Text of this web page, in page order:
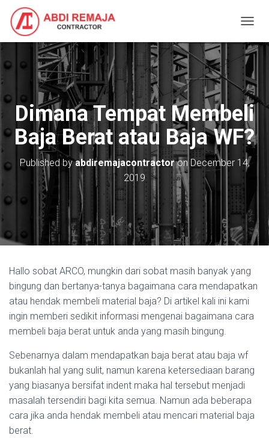
O
G
G
L
E
N
A
V
I
G
A
T
Dimana Tempat Membeli
Baja Berat atau Baja WF?
Published byabdiremajacontractoron December 14,
2019
Hallo sobat ARCO, mungkin dari sobat masih banyak yang
bingung dan bertanya-tanya bagaimana cara mendapatkan
atau hendak membeli material baja? Di artikel kali ini kami
ingin memberi sedikit informasi mengenai bagaimana cara
membeli baja berat untuk anda yang masih bingung.
Sebenarnya dalam mendapatkan baja berat atau baja wf
bukanlah hal yang sulit, namun karena ketersediaan barang
yang biasanya bersifat indent maka hal tersebut menjadi
masalah tersendiri bagi kita semua. Namun ada beberapa
cara jika anda hendak membeli atau mencari material baja
berat.